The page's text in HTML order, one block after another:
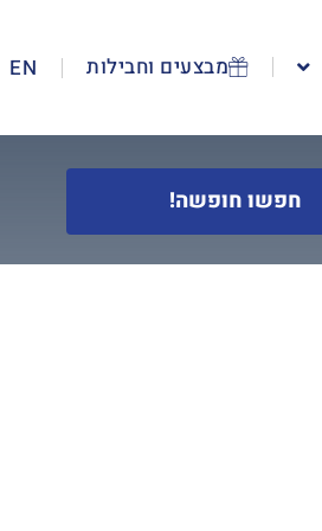
מבצעים וחבילות EN
חפשו חופשה!